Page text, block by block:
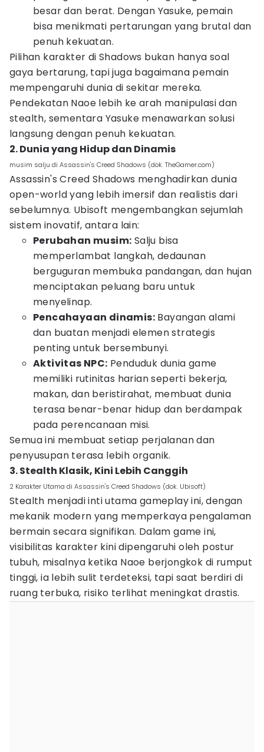
besar dan berat. Dengan Yasuke, pemain
bisa menikmati pertarungan yang brutal dan
penuh kekuatan.
Pilihan karakter di Shadows bukan hanya soal
gaya bertarung, tapi juga bagaimana pemain
mempengaruhi dunia di sekitar mereka.
Pendekatan Naoe lebih ke arah manipulasi dan
stealth, sementara Yasuke menawarkan solusi
langsung dengan penuh kekuatan.
2. Dunia yang Hidup dan Dinamis
musim salju di Assassin's Creed Shadows (dok. TheGamer.com)
Assassin's Creed Shadows menghadirkan dunia
open-world yang lebih imersif dan realistis dari
sebelumnya. Ubisoft mengembangkan sejumlah
sistem inovatif, antara lain:
Perubahan musim: Salju bisa
memperlambat langkah, dedaunan
berguguran membuka pandangan, dan hujan
menciptakan peluang baru untuk
menyelinap.
Pencahayaan dinamis: Bayangan alami
dan buatan menjadi elemen strategis
penting untuk bersembunyi.
Aktivitas NPC: Penduduk dunia game
memiliki rutinitas harian seperti bekerja,
makan, dan beristirahat, membuat dunia
terasa benar-benar hidup dan berdampak
pada perencanaan misi.
Semua ini membuat setiap perjalanan dan
penyusupan terasa lebih organik.
3. Stealth Klasik, Kini Lebih Canggih
2 Karakter Utama di Assassin's Creed Shadows (dok. Ubisoft)
Stealth menjadi inti utama gameplay ini, dengan
mekanik modern yang memperkaya pengalaman
bermain secara signifikan. Dalam game ini,
visibilitas karakter kini dipengaruhi oleh postur
tubuh, misalnya ketika Naoe berjongkok di rumput
tinggi, ia lebih sulit terdeteksi, tapi saat berdiri di
ruang terbuka, risiko terlihat meningkat drastis.